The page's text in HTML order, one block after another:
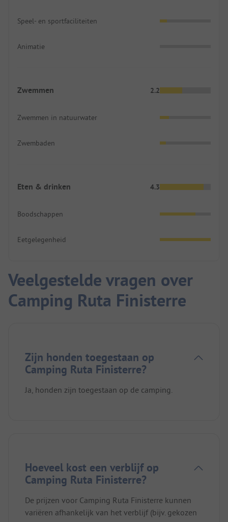
Speel- en sportfaciliteiten
Animatie
Zwemmen 2.2
Zwemmen in natuurwater
Zwembaden
Eten & drinken 4.3
Boodschappen
Eetgelegenheid
Veelgestelde vragen over
Camping Ruta Finisterre
Zijn honden toegestaan op
Camping Ruta Finisterre?
Ja, honden zijn toegestaan op de camping.
Hoeveel kost een verblijf op
Camping Ruta Finisterre?
De prijzen voor Camping Ruta Finisterre kunnen
variëren afhankelijk van het verblijf (bijv. gekozen